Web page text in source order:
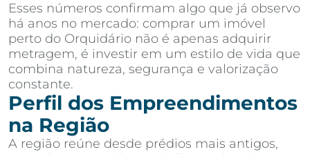
Esses números confirmam algo que já observo
há anos no mercado: comprar um imóvel
perto do Orquidário não é apenas adquirir
metragem, é investir em um estilo de vida que
combina natureza, segurança e valorização
constante.
Perfil dos Empreendimentos
na Região
A região reúne desde prédios mais antigos,